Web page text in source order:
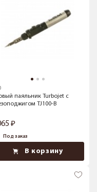
паяльник Turbojet с
TJ100-B
Под заказ
В корзину